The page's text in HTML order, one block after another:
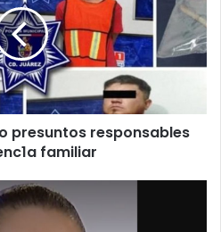
presuntos responsables
familiar